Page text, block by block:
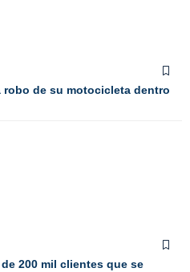
robo de su motocicleta dentro
200 mil clientes que se